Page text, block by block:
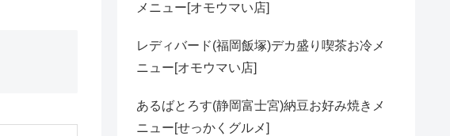
メニュー[オモウマい店]
レディバード(福岡飯塚)デカ盛り喫茶お冷メ
ニュー[オモウマい店]
あるばとろす(静岡富士宮)納豆お好み焼きメ
ニュー[せっかくグルメ]